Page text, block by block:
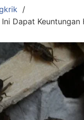
Dapat Keuntungan